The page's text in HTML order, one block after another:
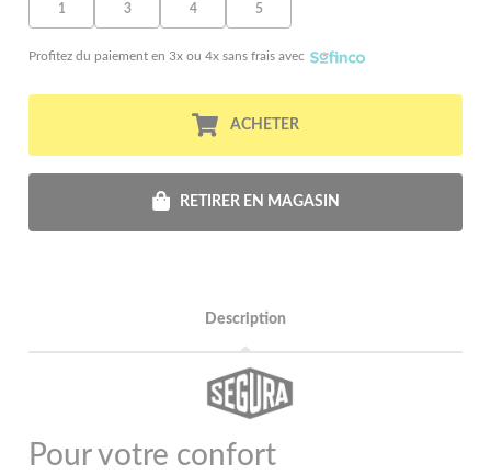
1 3 4 5
Profitez du paiement en 3x ou 4x sans frais avec
ACHETER
RETIRER EN MAGASIN
Description
Pour votre confort